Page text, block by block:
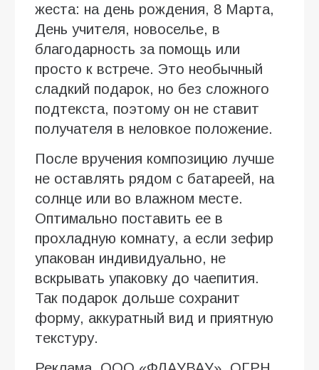
жеста: на день рождения, 8 Марта,
День учителя, новоселье, в
благодарность за помощь или
просто к встрече. Это необычный
сладкий подарок, но без сложного
подтекста, поэтому он не ставит
получателя в неловкое положение.
После вручения композицию лучше
не оставлять рядом с батареей, на
солнце или во влажном месте.
Оптимально поставить ее в
прохладную комнату, а если зефир
упакован индивидуально, не
вскрывать упаковку до чаепития.
Так подарок дольше сохранит
форму, аккуратный вид и приятную
текстуру.